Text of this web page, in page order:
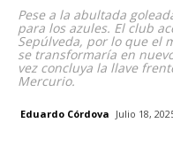
Pese a la abultada
para los azules. El club
Sepúlveda, por lo que el
se transformaría en
vez concluya la llave
Mercurio.
Eduardo Córdova Julio 18,